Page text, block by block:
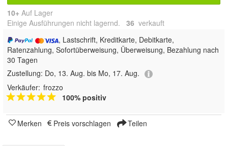
10+ Auf Lager
Einige Ausführungen nicht lagernd. 36 verkauft
, Lastschrift, Kreditkarte, Debitkarte,
Ratenzahlung, Sofortüberweisung, Überweisung, Bezahlung nach
30 Tagen
Zustellung: Do, 13. Aug. bis Mo, 17. Aug.
Verkäufer: frozzo
100% positiv
Merken Preis vorschlagen Teilen